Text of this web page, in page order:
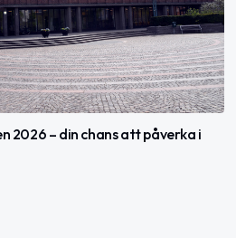
2026 – din chans att påverka i